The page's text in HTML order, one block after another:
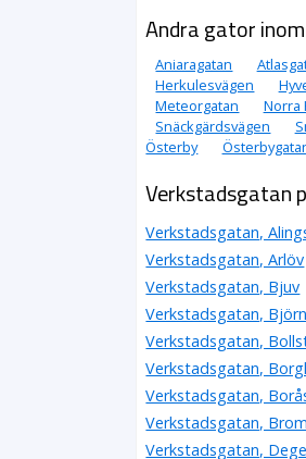
Olle Gustaf Ylander
Verkstadsgatan 6, 62141 Visby
Riksbyggens
Sture John Svante Sandkvi
0498-277990
Verkstadsgatan 6, 62141
Riksbyggens
0498-222147
Verkstadsgatan 6, 62141 Visby
Riksbyggens
Torbjörn Jern
Verkstadsgatan 6, 62141
Riksbyggens
Hjördis Maria Petersson
Verkstadsgatan 6, 62141 Visby
Andra gator
Aniaragatan
Herkulesvägen
Meteorgatan
Norra
Snäckgärdsvägen
Österby
Verkstadsgatan
Verkstadsgatan,
Verkstadsgatan, Arlöv
Verkstadsgatan, Bjuv
Verkstadsgatan,
Verkstadsgatan,
Verkstadsgatan,
Verkstadsgatan,
Verkstadsgatan,
Verkstadsgatan,